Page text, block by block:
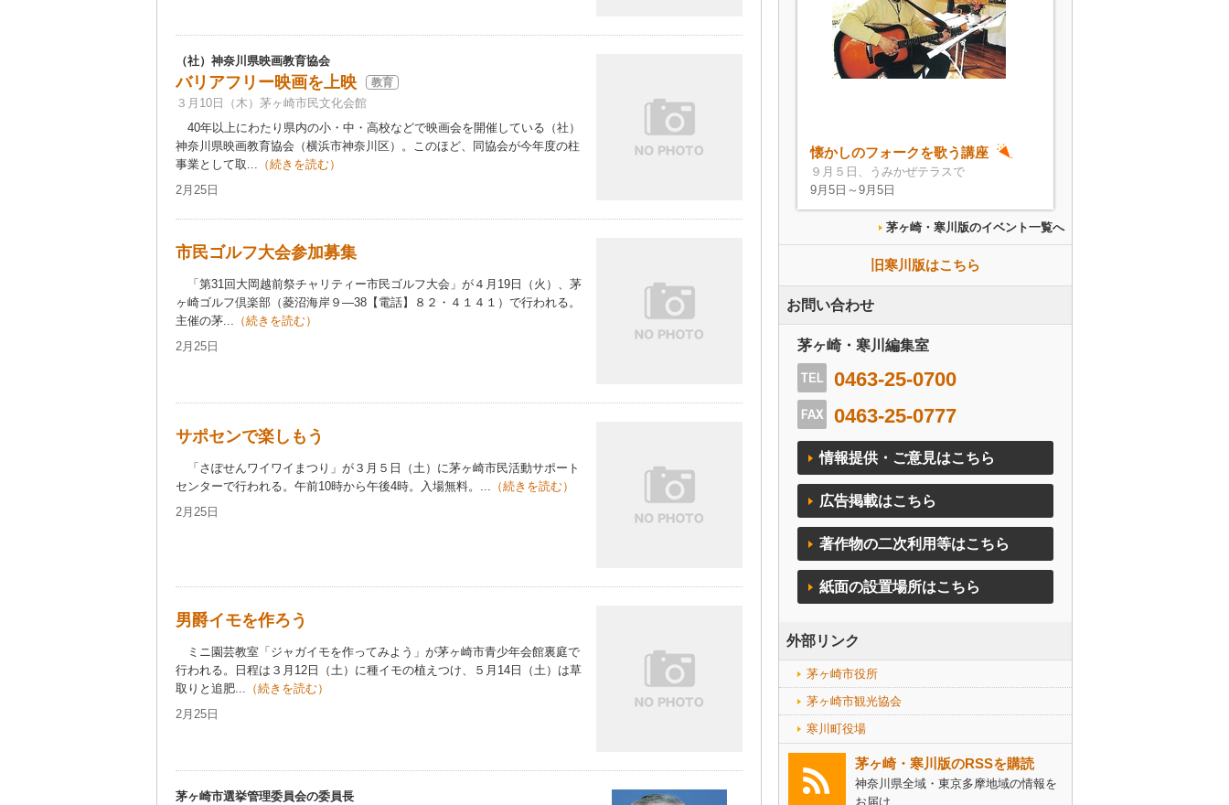
（社）神奈川県映画教育協会
バリアフリー映画を上映 教育
３月10日（木）茅ヶ崎市民文化会館
40年以上にわたり県内の小・中・高校などで映画会を開催している（社）
神奈川県映画教育協会（横浜市神奈川区）。このほど、同協会が今年度の柱
事業として取... （続きを読む）
2月25日
市民ゴルフ大会参加募集
「第31回大岡越前祭チャリティー市民ゴルフ大会」が４月19日（火）、茅
ヶ崎ゴルフ倶楽部（菱沼海岸９―38【電話】８２・４１４１）で行われる。
主催の茅... （続きを読む）
2月25日
サポセンで楽しもう
「さぽせんワイワイまつり」が３月５日（土）に茅ヶ崎市民活動サポート
センターで行われる。午前10時から午後4時。入場無料。... （続きを読む）
2月25日
男爵イモを作ろう
ミニ園芸教室「ジャガイモを作ってみよう」が茅ヶ崎市青少年会館裏庭で
行われる。日程は３月12日（土）に種イモの植えつけ、５月14日（土）は草
取りと追肥... （続きを読む）
2月25日
茅ヶ崎市選挙管理委員会の委員長
懐かしのフォークを歌う講座
９月５日、うみかぜテラスで
9月5日～9月5日
茅ヶ崎・寒川版のイベント一覧へ
旧寒川版はこちら
お問い合わせ
茅ヶ崎・寒川編集室
0463-25-0700
0463-25-0777
情報提供・ご意見はこちら
広告掲載はこちら
著作物の二次利用等はこちら
紙面の設置場所はこちら
外部リンク
茅ヶ崎市役所
茅ヶ崎市観光協会
寒川町役場
茅ヶ崎・寒川版のRSSを購読
神奈川県全域・東京多摩地域の情報を
お届け